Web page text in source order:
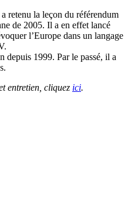
retenu la leçon du référendum
de 2005. Il a en effet lancé
l’Europe dans un langage
depuis 1999. Par le passé, il a
entretien, cliquez ici.